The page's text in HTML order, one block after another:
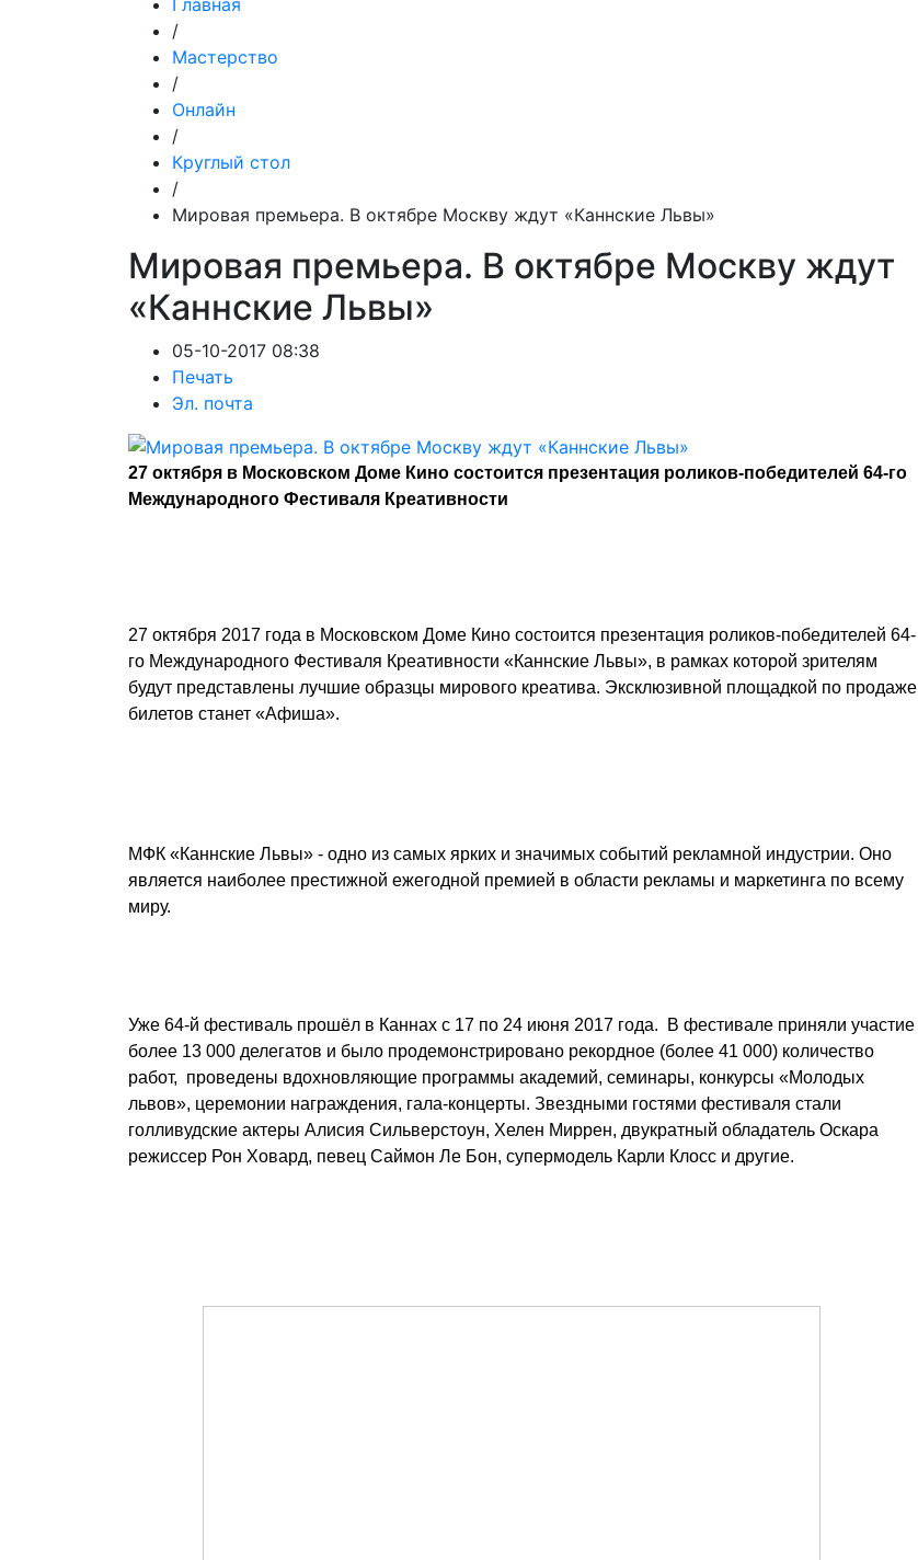
Главная
/
Мастерство
/
Онлайн
/
Круглый стол
/
Мировая премьера. В октябре Москву ждут «Каннские Львы»
Мировая премьера. В октябре Москву ждут
«Каннские Львы»
05-10-2017 08:38
Печать
Эл. почта
27 октября в Московском Доме Кино состоится презентация роликов-победителей 64-го
Международного Фестиваля Креативности
27 октября 2017 года в Московском Доме Кино состоится презентация роликов-победителей 64-
го Международного Фестиваля Креативности «Каннские Львы», в рамках которой зрителям
будут представлены лучшие образцы мирового креатива. Эксклюзивной площадкой по продаже
билетов станет «Афиша».
МФК «Каннские Львы» - одно из самых ярких и значимых событий рекламной индустрии. Оно
является наиболее престижной ежегодной премией в области рекламы и маркетинга по всему
миру.
Уже 64-й фестиваль прошёл в Каннах с 17 по 24 июня 2017 года. В фестивале приняли участие
более 13 000 делегатов и было продемонстрировано рекордное (более 41 000) количество
работ, проведены вдохновляющие программы академий, семинары, конкурсы «Молодых
львов», церемонии награждения, гала-концерты. Звездными гостями фестиваля стали
голливудские актеры Алисия Сильверстоун, Хелен Миррен, двукратный обладатель Оскара
режиссер Рон Ховард, певец Саймон Ле Бон, супермодель Карли Клосс и другие.